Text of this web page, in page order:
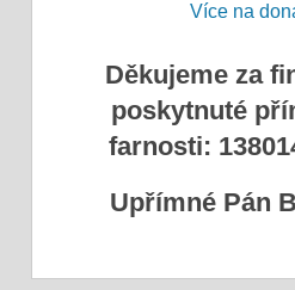
Více na
Děkujeme za
poskytnuté
farnosti:
Upřímné Pán